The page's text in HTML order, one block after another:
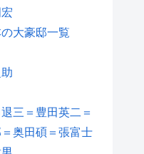
大豪邸一覧
三＝豊田英二＝
奥田碩＝張富士